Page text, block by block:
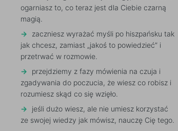
ogarniasz to, co teraz jest dla Ciebie czarną
magią.
zaczniesz wyrażać myśli po hiszpańsku tak
jak chcesz, zamiast „jakoś to powiedzieć” i
przetrwać w rozmowie.
przejdziemy z fazy mówienia na czuja i
zgadywania do poczucia, że wiesz co robisz i
rozumiesz skąd co się wzięło.
jeśli dużo wiesz, ale nie umiesz korzystać
ze swojej wiedzy jak mówisz, nauczę Cię tego.